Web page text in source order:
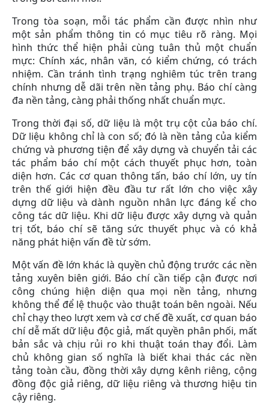
Trong tòa soạn, mỗi tác phẩm cần được nhìn như
một sản phẩm thông tin có mục tiêu rõ ràng. Mọi
hình thức thể hiện phải cùng tuân thủ một chuẩn
mực: Chính xác, nhân văn, có kiểm chứng, có trách
nhiệm. Cần tránh tình trạng nghiêm túc trên trang
chính nhưng dễ dãi trên nền tảng phụ. Báo chí càng
đa nền tảng, càng phải thống nhất chuẩn mực.
Trong thời đại số, dữ liệu là một trụ cột của báo chí.
Dữ liệu không chỉ là con số; đó là nền tảng của kiểm
chứng và phương tiện để xây dựng và chuyển tải các
tác phẩm báo chí một cách thuyết phục hơn, toàn
diện hơn. Các cơ quan thông tấn, báo chí lớn, uy tín
trên thế giới hiện đều đầu tư rất lớn cho việc xây
dựng dữ liệu và dành nguồn nhân lực đáng kể cho
công tác dữ liệu. Khi dữ liệu được xây dựng và quản
trị tốt, báo chí sẽ tăng sức thuyết phục và có khả
năng phát hiện vấn đề từ sớm.
Một vấn đề lớn khác là quyền chủ động trước các nền
tảng xuyên biên giới. Báo chí cần tiếp cận được nơi
công chúng hiện diện qua mọi nền tảng, nhưng
không thể để lệ thuộc vào thuật toán bên ngoài. Nếu
chỉ chạy theo lượt xem và cơ chế đề xuất, cơ quan báo
chí dễ mất dữ liệu độc giả, mất quyền phân phối, mất
bản sắc và chịu rủi ro khi thuật toán thay đổi. Làm
chủ không gian số nghĩa là biết khai thác các nền
tảng toàn cầu, đồng thời xây dựng kênh riêng, cộng
đồng độc giả riêng, dữ liệu riêng và thương hiệu tin
cậy riêng.